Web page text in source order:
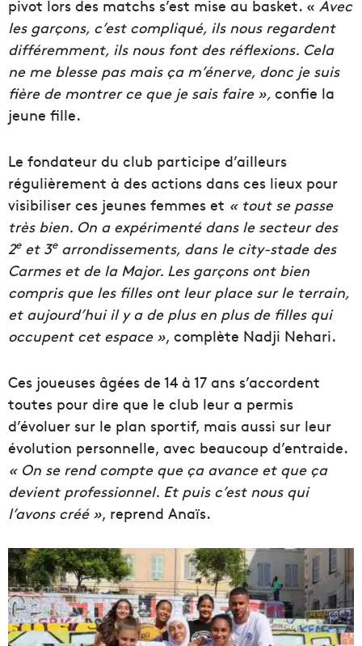
pivot lors des matchs s’est mise au basket. « Avec
les garçons, c’est compliqué, ils nous regardent
différemment, ils nous font des réflexions. Cela
ne me blesse pas mais ça m’énerve, donc je suis
fière de montrer ce que je sais faire », confie la
jeune fille.
Le fondateur du club participe d’ailleurs
régulièrement à des actions dans ces lieux pour
visibiliser ces jeunes femmes et « tout se passe
très bien. On a expérimenté dans le secteur des
2eet 3earrondissements, dans le city-stade des
Carmes et de la Major. Les garçons ont bien
compris que les filles ont leur place sur le terrain,
et aujourd’hui il y a de plus en plus de filles qui
occupent cet espace », complète Nadji Nehari.
Ces joueuses âgées de 14 à 17 ans s’accordent
toutes pour dire que le club leur a permis
d’évoluer sur le plan sportif, mais aussi sur leur
évolution personnelle, avec beaucoup d’entraide.
« On se rend compte que ça avance et que ça
devient professionnel. Et puis c’est nous qui
l’avons créé », reprend Anaïs.